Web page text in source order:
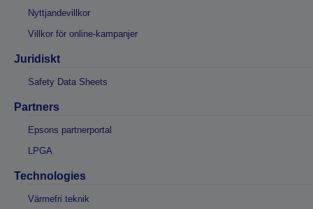
Nyttjandevillkor
Villkor för online-kampanjer
Juridiskt
Safety Data Sheets
Partners
Epsons partnerportal
LPGA
Technologies
Värmefri teknik